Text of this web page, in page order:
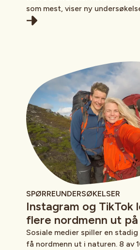
som mest, viser ny
SPØRREUNDERSØKELSER
Instagram og TikTok
flere nordmenn ut
Sosiale medier spiller en
få nordmenn ut i naturen. 8 av